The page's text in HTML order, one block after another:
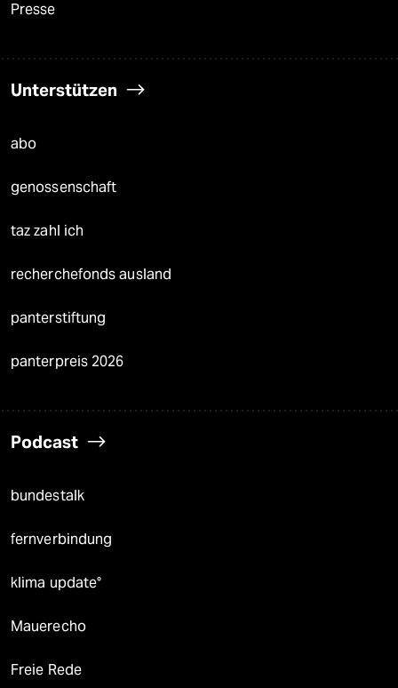
Presse
Unterstützen
abo
genossenschaft
taz zahl ich
recherchefonds ausland
panterstiftung
panterpreis 2026
Podcast
bundestalk
fernverbindung
klima update°
Mauerecho
Freie Rede